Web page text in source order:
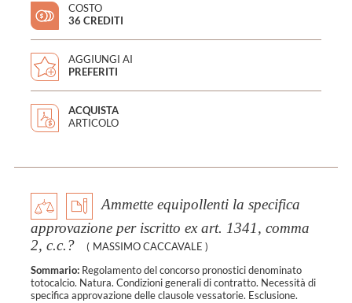
COSTO
36 CREDITI
AGGIUNGI AI
PREFERITI
ACQUISTA
ARTICOLO
Ammette equipollenti la specifica
approvazione per iscritto ex art. 1341, comma
2, c.c.?
( MASSIMO CACCAVALE )
Sommario:Regolamento del concorso pronostici denominato
totocalcio. Natura. Condizioni generali di contratto. Necessità di
specifica approvazione delle clausole vessatorie. Esclusione.